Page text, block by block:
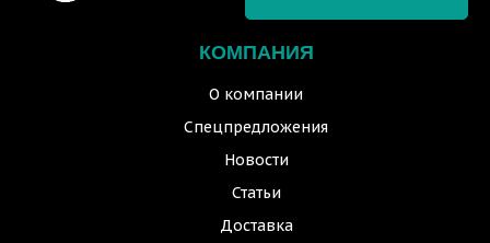
КОМПАНИЯ
О компании
Спецпредложения
Новости
Статьи
Доставка